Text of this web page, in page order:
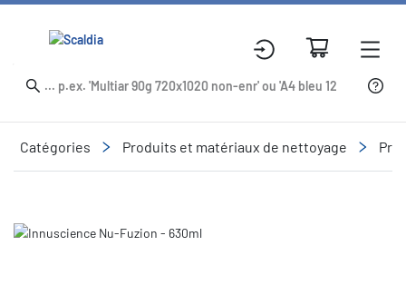
Catégories Produits et matériaux de nettoyage
Slide 1 of 1